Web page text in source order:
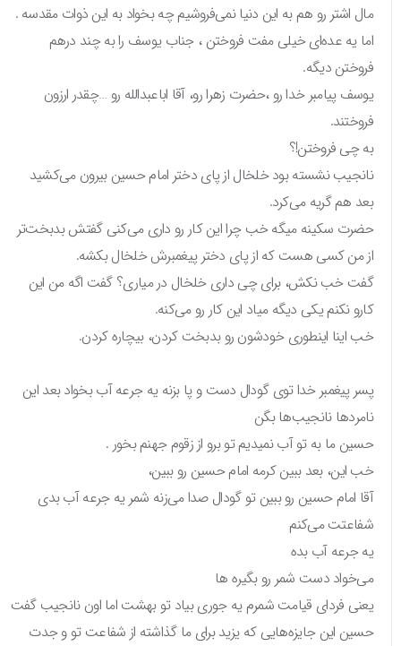
مال اشتر رو هم به این دنیا نمی‌فروشیم چه بخواد به این ذوات مقدسه .
اما یه عده‌ای خیلی مفت فروختن ، جناب یوسف را به چند درهم
فروختن دیگه.
یوسف پیامبر خدا رو ،حضرت زهرا رو، آقا اباعبدالله رو …چقدر ارزون
فروختند.
به چی فروختن!؟
نانجیب نشسته بود خلخال از پای دختر امام حسین بیرون می‌کشید
بعد هم گریه می‌کرد.
حضرت سکینه میگه خب چرا این کار رو داری می‌کنی گفتش بدبخت‌تر
از من کسی هست که از پای دختر پیغمبرش خلخال بکشه.
گفت خب نکش، برای چی داری خلخال در میاری؟ گفت اگه من این
کارو نکنم یکی دیگه میاد این کار رو می‌کنه.
خب اینا اینطوری خودشون رو بدبخت کردن، بیچاره کردن.
پسر پیغمبر خدا توی گودال دست و پا بزنه یه جرعه آب بخواد بعد این
نامردها نانجیب‌ها بگن
حسین ما به تو آب نمیدیم تو برو از زقوم جهنم بخور .
خب این، بعد ببین کرمه امام حسین رو ببین،
آقا امام حسین رو ببین تو گودال صدا می‌زنه شمر یه جرعه آب بدی
شفاعتت می‌کنم
یه جرعه آب بده
می‌خواد دست شمر رو بگیره ها
یعنی فردای قیامت شمرم یه جوری بیاد تو بهشت اما اون نانجیب گفت
حسین این جایزه‌هایی که یزید برای ما گذاشته از شفاعت تو و جدت